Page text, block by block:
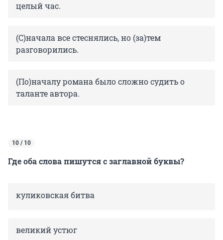
целый час.
(С)начала все стеснялись, но (за)тем
разговорились.
(По)началу романа было сложно судить о
таланте автора.
10 / 10
Где оба слова пишутся с заглавной буквы?
куликовская битва
великий устюг